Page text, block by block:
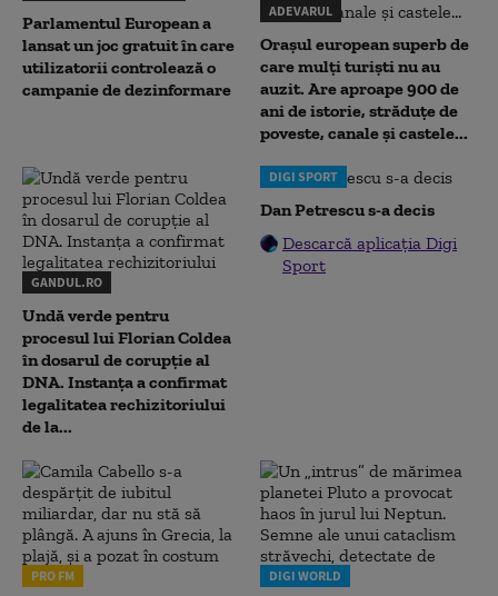
Parlamentul European a
lansat un joc gratuit în care
utilizatorii controlează o
campanie de dezinformare
ADEVARUL
Orașul european superb de
care mulți turiști nu au
auzit. Are aproape 900 de
ani de istorie, străduțe de
poveste, canale și castele...
GANDUL.RO
Undă verde pentru
procesul lui Florian Coldea
în dosarul de corupție al
DNA. Instanța a confirmat
legalitatea rechizitoriului
de la...
DIGI SPORT
Dan Petrescu s-a decis
Descarcă aplicația Digi
Sport
PRO FM DIGI WORLD